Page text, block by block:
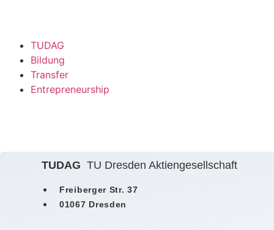
TUDAG
Bildung
Transfer
Entrepreneurship
TUDAG TU Dresden Aktiengesellschaft
Freiberger Str. 37
01067 Dresden